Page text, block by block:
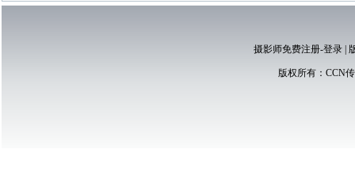
摄影师免费注册-登录|
版权所有： CCN